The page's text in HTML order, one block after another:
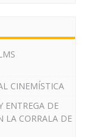
CINEMÍSTICA
ENTREGA DE
LA CORRALA DE